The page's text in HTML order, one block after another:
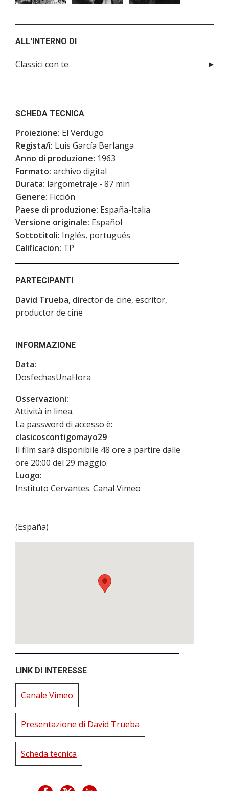
ALL'INTERNO DI
Classici con te
SCHEDA TECNICA
Proiezione: El Verdugo
Regista/i: Luis García Berlanga
Anno di produzione: 1963
Formato: archivo digital
Durata: largometraje - 87 min
Genere: Ficción
Paese di produzione: España-Italia
Versione originale: Español
Sottotitoli: Inglés, portugués
Calificacion: TP
PARTECIPANTI
David Trueba, director de cine, escritor,
productor de cine
INFORMAZIONE
Data:
DosfechasUnaHora
Osservazioni:
Attività in linea.
La password di accesso è:
clasicoscontigomayo29
Il film sarà disponibile 48 ore a partire dalle
ore 20:00 del 29 maggio.
Luogo:
Instituto Cervantes. Canal Vimeo
(España)
LINK DI INTERESSE
Canale Vimeo
Presentazione di David Trueba
Scheda tecnica